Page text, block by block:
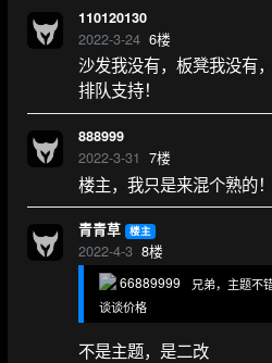
110120130
2022-3-24 6楼
沙发我没有，板凳我没有
排队支持！
888999
2022-3-31 7楼
楼主，我只是来混个熟的
青青草 楼主
2022-4-3 8楼
66889999
兄弟，主题不
谈谈价格
不是主题，是二改